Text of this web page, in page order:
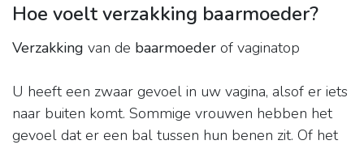
Hoe voelt verzakking baarmoeder?
Verzakking van de baarmoeder of vaginatop
U heeft een zwaar gevoel in uw vagina, alsof er iets
naar buiten komt. Sommige vrouwen hebben het
gevoel dat er een bal tussen hun benen zit. Of het